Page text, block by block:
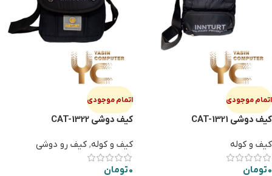
اتمام موجودی
کیف دوشی CAT-1321
کیف و کوله
0تومان
اتمام موجودی
کیف دوشی CAT-1322
کیف و کوله, کیف رو دوشی
0تومان